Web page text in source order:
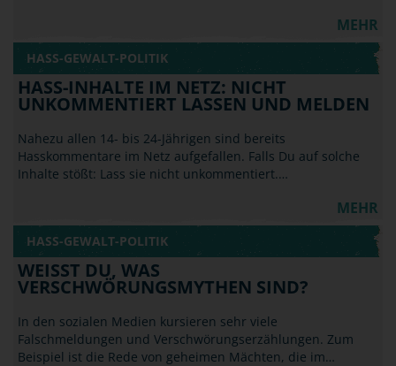
MEHR
HASS-GEWALT-POLITIK
HASS-INHALTE IM NETZ: NICHT
UNKOMMENTIERT LASSEN UND MELDEN
Nahezu allen 14- bis 24-Jährigen sind bereits
Hasskommentare im Netz aufgefallen. Falls Du auf solche
Inhalte stößt: Lass sie nicht unkommentiert.…
MEHR
HASS-GEWALT-POLITIK
WEISST DU, WAS V
ERSCHWÖRUNGSMYTHEN SIND?
In den sozialen Medien kursieren sehr viele
Falschmeldungen und Verschwörungserzählungen. Zum
Beispiel ist die Rede von geheimen Mächten, die im…